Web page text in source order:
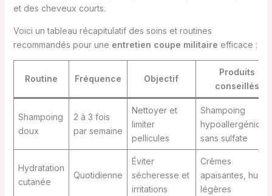
et des cheveux courts.
Voici un tableau récapitulatif des soins et routines
recommandés pour une entretien coupe militaire efficace :
Routine Fréquence Objectif
Produits
conseillés
Shampoing
doux
2 à 3 fois
par semaine
Nettoyer et
limiter
pellicules
Shampoing
sans sulfate
Hydratation
cutanée
Quotidienne
Éviter
sécheresse et
irritations
Crèmes
apaisantes, huiles
légères